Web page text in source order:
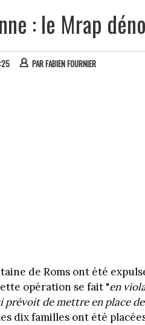
: le Mrap
PARFABIEN FOURNIER
de Roms ont été
opération se fait "en
prévoit de mettre en place
dix familles ont été